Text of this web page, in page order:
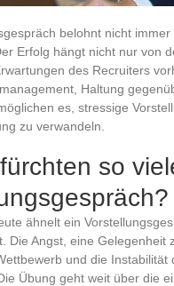
belohnt nicht
Erfolg hängt nicht nur von
des Recruiters
Haltung
es, stressige
zu verwandeln.
so
ähnelt ein
Die Angst, eine Gelegenheit
und die
Übung geht weit über die